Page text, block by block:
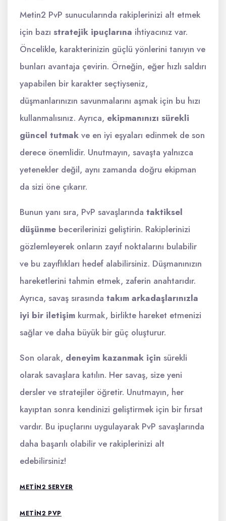
Metin2 PvP sunucularında rakiplerinizi alt etmek
için bazı stratejik ipuçlarına ihtiyacınız var.
Öncelikle, karakterinizin güçlü yönlerini tanıyın ve
bunları avantaja çevirin. Örneğin, eğer hızlı saldırı
yapabilen bir karakter seçtiyseniz,
düşmanlarınızın savunmalarını aşmak için bu hızı
kullanmalısınız. Ayrıca, ekipmanınızı sürekli
güncel tutmak ve en iyi eşyaları edinmek de son
derece önemlidir. Unutmayın, savaşta yalnızca
yetenekler değil, aynı zamanda doğru ekipman
da sizi öne çıkarır.
Bunun yanı sıra, PvP savaşlarında taktiksel
düşünme becerilerinizi geliştirin. Rakiplerinizi
gözlemleyerek onların zayıf noktalarını bulabilir
ve bu zayıflıkları hedef alabilirsiniz. Düşmanınızın
hareketlerini tahmin etmek, zaferin anahtarıdır.
Ayrıca, savaş sırasında takım arkadaşlarınızla
iyi bir iletişim kurmak, birlikte hareket etmenizi
sağlar ve daha büyük bir güç oluşturur.
Son olarak, deneyim kazanmak için sürekli
olarak savaşlara katılın. Her savaş, size yeni
dersler ve stratejiler öğretir. Unutmayın, her
kayıptan sonra kendinizi geliştirmek için bir fırsat
vardır. Bu ipuçlarını uygulayarak PvP savaşlarında
daha başarılı olabilir ve rakiplerinizi alt
edebilirsiniz!
METIN2 SERVER
METIN2 PVP